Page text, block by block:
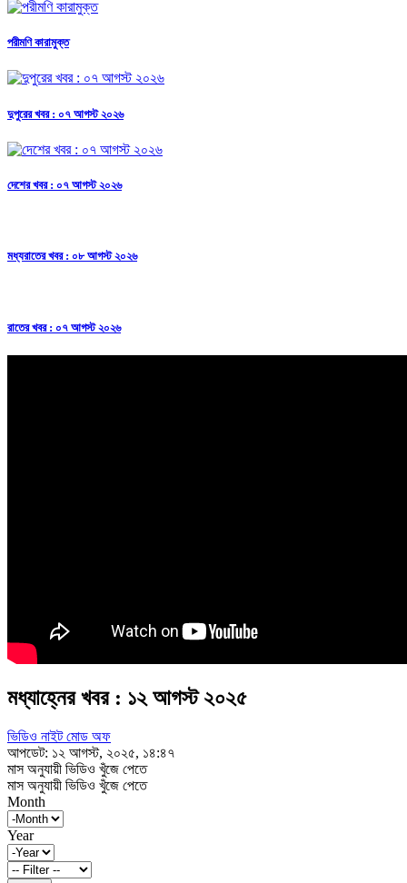
পরীমণি কারামুক্ত
দুপুরের খবর : ০৭ আগস্ট ২০২৬
দেশের খবর : ০৭ আগস্ট ২০২৬
মধ্যরাতের খবর : ০৮ আগস্ট ২০২৬
রাতের খবর : ০৭ আগস্ট ২০২৬
মধ্যাহ্নের খবর : ১২ আগস্ট ২০২৫
ভিডিও নাইট মোড অফ
আপডেট: ১২ আগস্ট, ২০২৫, ১৪:৪৭
মাস অনুযায়ী ভিডিও খুঁজে পেতে
মাস অনুযায়ী ভিডিও খুঁজে পেতে
Month
Year